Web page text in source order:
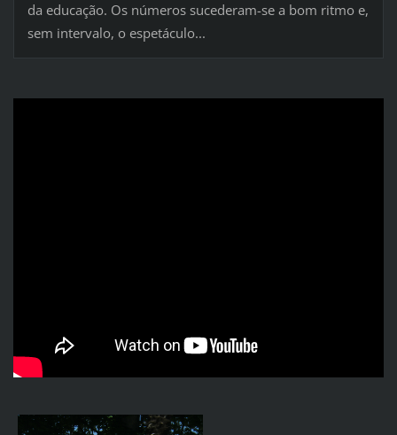
da educação. Os números sucederam-se a bom ritmo e,
sem intervalo, o espetáculo...